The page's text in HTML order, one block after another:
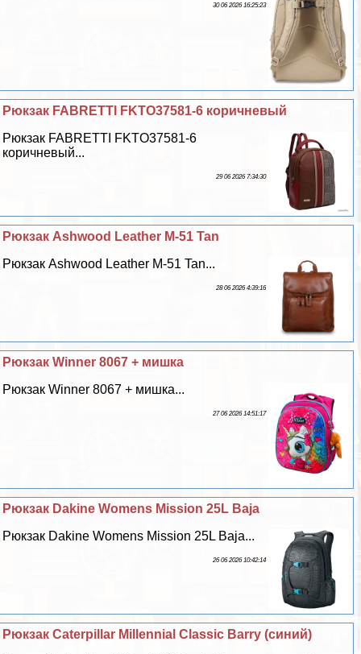
30 06 2026 16:25:23
Рюкзак FABRETTI FKTO37581-6 коричневый
Рюкзак FABRETTI FKTO37581-6
коричневый...
29 06 2026 7:34:30
Рюкзак Ashwood Leather M-51 Tan
Рюкзак Ashwood Leather M-51 Tan...
28 06 2026 4:39:16
Рюкзак Winner 8067 + мишка
Рюкзак Winner 8067 + мишка...
27 06 2026 14:51:17
Рюкзак Dakine Womens Mission 25L Baja
Рюкзак Dakine Womens Mission 25L Baja...
26 06 2026 10:42:14
Рюкзак Caterpillar Millennial Classic Barry (синий)